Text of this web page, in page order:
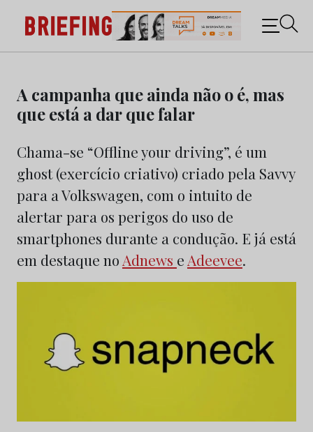
content
Briefing: Todas as notícias sobre os negócios do
Marketing e da Publicidade
A campanha que ainda não o é, mas
que está a dar que falar
Chama-se “Offline your driving”, é um
ghost (exercício criativo) criado pela Savvy
para a Volkswagen, com o intuito de
alertar para os perigos do uso de
smartphones durante a condução. E já está
em destaque no Adnews e Adeevee.